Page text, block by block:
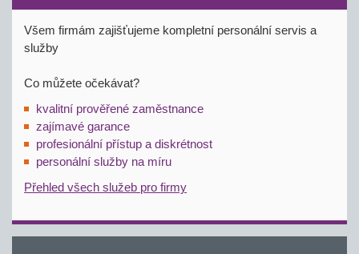
Všem firmám zajišťujeme kompletní personální servis a
služby
Co můžete očekávat?
kvalitní prověřené zaměstnance
zajímavé garance
profesionální přístup a diskrétnost
personální služby na míru
Přehled všech služeb pro firmy